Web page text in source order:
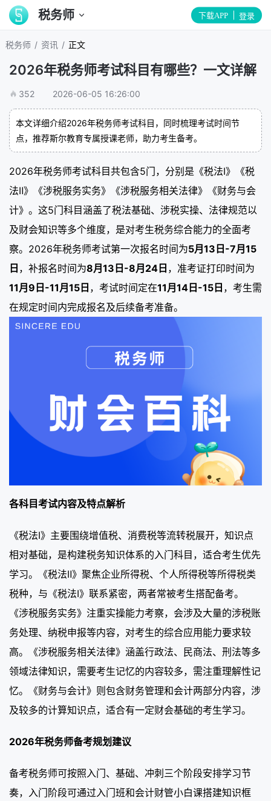
税务师 下载APP 登录
税务师 / 资讯 / 正文
2026年税务师考试科目有哪些？一文详解
352 2026-06-05 16:26:00
本文详细介绍2026年税务师考试科目，同时梳理考试时间节
点，推荐斯尔教育专属授课老师，助力考生备考。
2026年税务师考试科目共包含5门，分别是《税法Ⅰ》《税
法Ⅱ》《涉税服务实务》《涉税服务相关法律》《财务与会
计》。这5门科目涵盖了税法基础、涉税实操、法律规范以
及财会知识等多个维度，是对考生税务综合能力的全面考
察。2026年税务师考试第一次报名时间为5月13日-7月15
日 ，补报名时间为8月13日-8月24日 ，准考证打印时间为
11月9日-11月15日 ，考试时间定在11月14日-15日 ，考生需
在规定时间内完成报名及后续备考准备。
各科目考试内容及特点解析
《税法Ⅰ》主要围绕增值税、消费税等流转税展开，知识点
相对基础，是构建税务知识体系的入门科目，适合考生优先
学习。《税法Ⅱ》聚焦企业所得税、个人所得税等所得税类
税种，与《税法Ⅰ》联系紧密，两者常被考生搭配备考。
《涉税服务实务》注重实操能力考察，会涉及大量的涉税账
务处理、纳税申报等内容，对考生的综合应用能力要求较
高。《涉税服务相关法律》涵盖行政法、民商法、刑法等多
领域法律知识，需要考生记忆的内容较多，需注重理解性记
忆。《财务与会计》则包含财务管理和会计两部分内容，涉
及较多的计算知识点，适合有一定财会基础的考生学习。
2026年税务师备考规划建议
备考税务师可按照入门、基础、冲刺三个阶段安排学习节
奏，入门阶段可通过入门班和会计财管小白课搭建知识框